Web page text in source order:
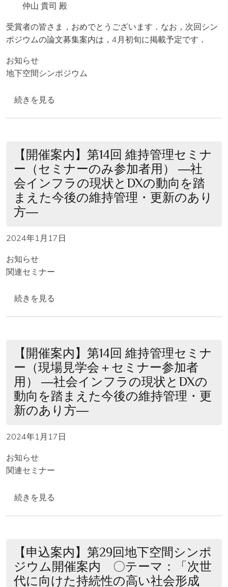
仲山 貴司 殿
受賞者の皆さま，おめでとうございます．なお，次回シン
ポジウムの論文募集案内は，4月初旬に掲載予定です．
お知らせ
地下空間シンポジウム
【表彰】第29回地下空間シンポジウム論文表彰者 の
続きを見る
【開催案内】第14回 維持管理セミナ
ー（セミナーのみ参加者用） ―社
会インフラの現状とDXの動向を踏
まえた今後の維持管理・更新のあり
方―
2024年1月17日
お知らせ
関連セミナー
【開催案内】第14回 維持管理セミナー（セミナーのみ
続きを見る
【開催案内】第14回 維持管理セミナ
ー（現場見学会＋セミナー参加者
用） ―社会インフラの現状とDXの
動向を踏まえた今後の維持管理・更
新のあり方―
2024年1月17日
お知らせ
関連セミナー
【開催案内】第14回 維持管理セミナー（現場見学会＋
続きを見る
【申込案内】第29回地下空間シンポ
ジウム開催案内 〇テーマ：「次世
代に向けた持続性の高い社会形成